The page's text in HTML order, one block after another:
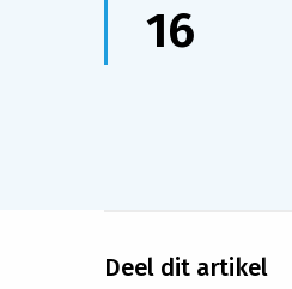
16
Deel dit artikel